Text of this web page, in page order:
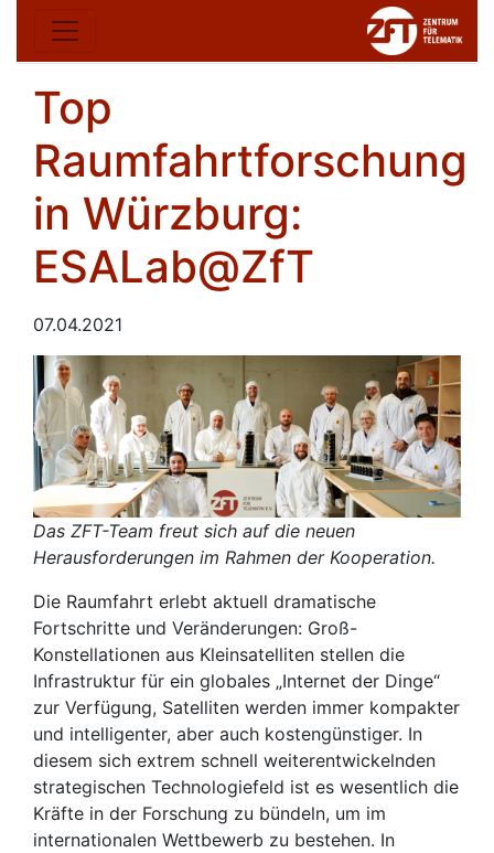
Top
Raumfahrtforschung
in Würzburg:
ESALab@ZfT
07.04.2021
Das ZFT-Team freut sich auf die neuen
Herausforderungen im Rahmen der Kooperation.
Die Raumfahrt erlebt aktuell dramatische
Fortschritte und Veränderungen: Groß-
Konstellationen aus Kleinsatelliten stellen die
Infrastruktur für ein globales „Internet der Dinge“
zur Verfügung, Satelliten werden immer kompakter
und intelligenter, aber auch kostengünstiger. In
diesem sich extrem schnell weiterentwickelnden
strategischen Technologiefeld ist es wesentlich die
Kräfte in der Forschung zu bündeln, um im
internationalen Wettbewerb zu bestehen. In